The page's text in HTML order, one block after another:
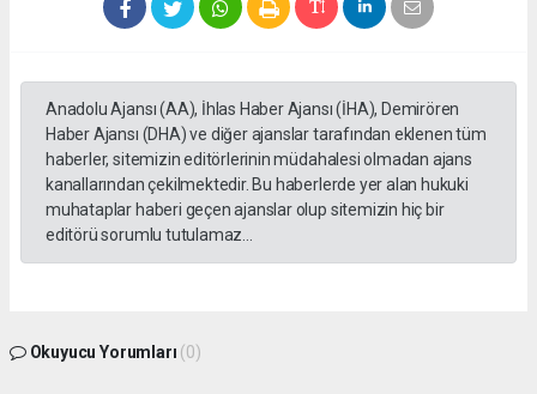
Anadolu Ajansı (AA), İhlas Haber Ajansı (İHA), Demirören
Haber Ajansı (DHA) ve diğer ajanslar tarafından eklenen tüm
haberler, sitemizin editörlerinin müdahalesi olmadan ajans
kanallarından çekilmektedir. Bu haberlerde yer alan hukuki
muhataplar haberi geçen ajanslar olup sitemizin hiç bir
editörü sorumlu tutulamaz...
Okuyucu Yorumları (0)